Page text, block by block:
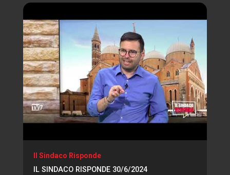
Il Sindaco Risponde
IL SINDACO RISPONDE 30/6/2024